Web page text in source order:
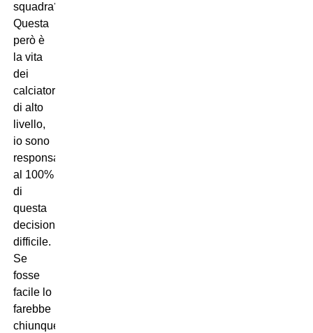
squadra?
Questa
però è
la vita
dei
calciatori
di alto
livello,
io sono
responsabile
al 100%
di
questa
decisione
difficile.
Se
fosse
facile lo
farebbe
chiunque,